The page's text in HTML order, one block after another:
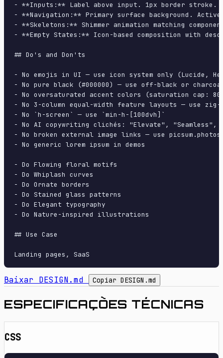
- **Inputs:** Label above input. 1px border
- **Navigation:** Primary surface background.
- **Skeletons:** Shimmer animation matching
- **Empty States:** Icon-based composition with
## Do's and Don'ts
- No emojis in UI — use icon system only (Lucide,
- No pure black (#000000) — use off-black or
- No oversaturated accent colors (saturation cap:
- No 3-column equal-width feature layouts — use zig-
- No `h-screen` — use `min-h-[100dvh]`
- No AI copywriting clichés: "Elevate", "Seamless",
- No broken external image links — use
- No generic lorem ipsum in demos
- Do Flowing floral motifs
- Do Whiplash curves
- Do Ornate borders
- Do Stained glass patterns
- Do Elegant typography
- Do Nature-inspired illustrations
## Use Case
Baixar DESIGN.md Copiar DESIGN.md
ESPECIFICAÇÕES TÉCNICAS
CSS